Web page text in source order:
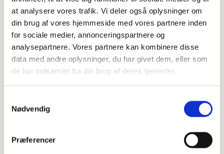
at analysere vores trafik. Vi deler også oplysninger om
din brug af vores hjemmeside med vores partnere inden
for sociale medier, annonceringspartnere og
analysepartnere. Vores partnere kan kombinere disse
data med andre oplysninger, du har givet dem, eller som
de har indsamlet fra din brug af deres tjenester.
Nødvendig
Præferencer
Højtideligheden
Fredagd. 3. marts 2023 kl. 13.30
Gormsgade Kapel, Esbjerg
contributors